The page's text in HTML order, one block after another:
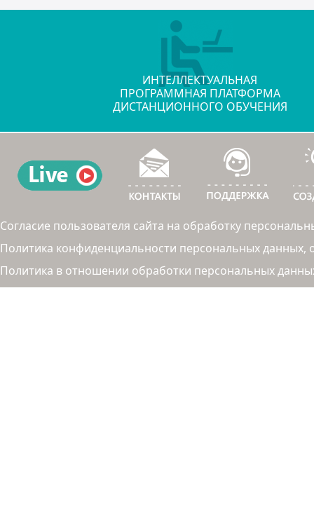
ИНТЕЛЛЕКТУАЛЬНАЯ
ПРОГРАММНАЯ ПЛАТФОРМА
ДИСТАНЦИОННОГО ОБУЧЕНИЯ
Согласие пользователя сайта на обработку
Политика конфиденциальности персональных
Политика в отношении обработки персональных